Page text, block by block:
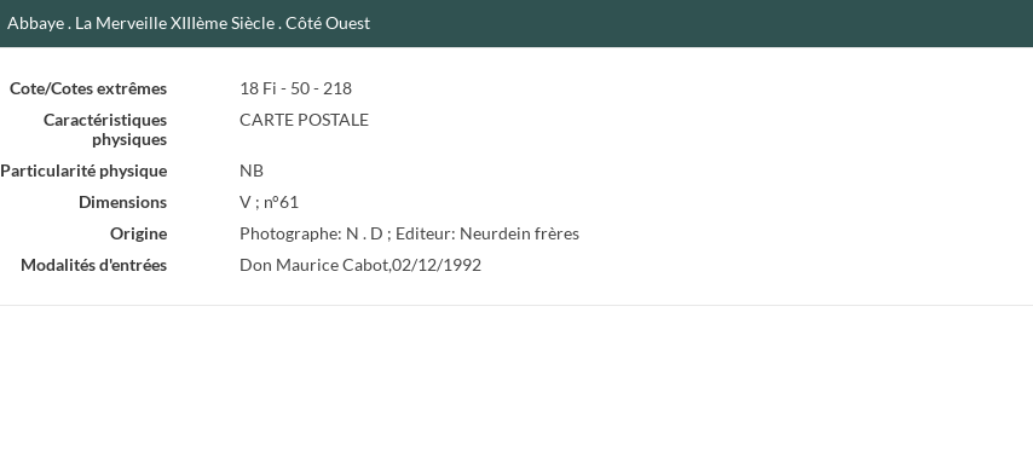
Abbaye . La Merveille XIIIème Siècle . Côté Ouest
Cote/Cotes extrêmes
18 Fi - 50 - 218
Caractéristiques
physiques
CARTE POSTALE
Particularité physique
NB
Dimensions
V ; n°61
Origine
Photographe: N . D ; Editeur: Neurdein frères
Modalités d'entrées
Don Maurice Cabot,02/12/1992